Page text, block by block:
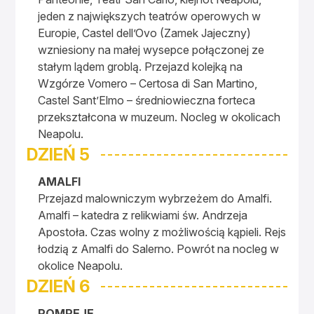
jeden z największych teatrów operowych w
Europie, Castel dell’Ovo (Zamek Jajeczny)
wzniesiony na małej wysepce połączonej ze
stałym lądem groblą. Przejazd kolejką na
Wzgórze Vomero – Certosa di San Martino,
Castel Sant’Elmo – średniowieczna forteca
przekształcona w muzeum. Nocleg w okolicach
Neapolu.
DZIEŃ 5
AMALFI
Przejazd malowniczym wybrzeżem do Amalfi.
Amalfi – katedra z relikwiami św. Andrzeja
Apostoła. Czas wolny z możliwością kąpieli. Rejs
łodzią z Amalfi do Salerno. Powrót na nocleg w
okolice Neapolu.
DZIEŃ 6